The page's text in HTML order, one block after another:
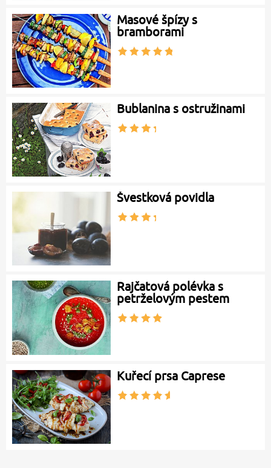
Masové špízy s
bramborami
Bublanina s ostružinami
Švestková povidla
Rajčatová polévka s
petrželovým pestem
Kuřecí prsa Caprese